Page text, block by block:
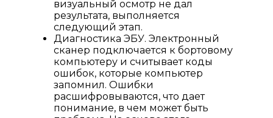
визуальный осмотр не дал
результата, выполняется
следующий этап.
Диагностика ЭБУ. Электронный
сканер подключается к бортовому
компьютеру и считывает коды
ошибок, которые компьютер
запомнил. Ошибки
расшифровываются, что дает
понимание, в чем может быть